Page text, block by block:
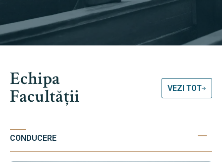
Echipa
Facultății VEZI TOT
CONDUCERE